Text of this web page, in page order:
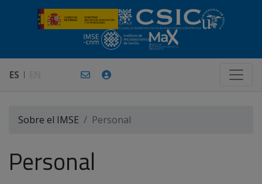
ES
Sobre el IMSE Personal
Personal